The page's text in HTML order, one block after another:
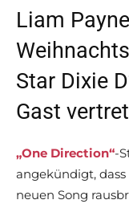
Liam
Star Dixie
Gast
„One Direction“-
angekündigt,
neuen Song